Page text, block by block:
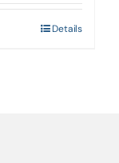
Details